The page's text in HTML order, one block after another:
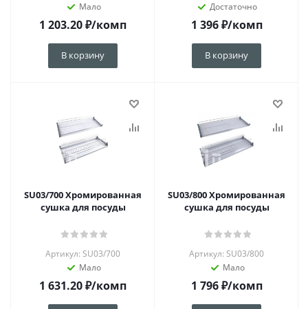
Мало
1 203.20₽/комп
В корзину
Достаточно
1 396₽/комп
В корзину
SU03/700 Хромированная
сушка для посуды
Артикул: SU03/700
Мало
1 631.20₽/комп
SU03/800 Хромированная
сушка для посуды
Артикул: SU03/800
Мало
1 796₽/комп